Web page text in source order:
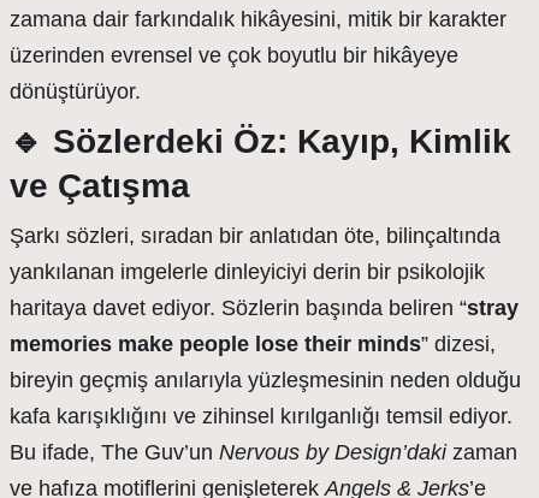
zamana dair farkındalık hikâyesini, mitik bir karakter
üzerinden evrensel ve çok boyutlu bir hikâyeye
dönüştürüyor.
🔹 Sözlerdeki Öz: Kayıp, Kimlik
ve Çatışma
Şarkı sözleri, sıradan bir anlatıdan öte, bilinçaltında
yankılanan imgelerle dinleyiciyi derin bir psikolojik
haritaya davet ediyor. Sözlerin başında beliren “stray
memories make people lose their minds” dizesi,
bireyin geçmiş anılarıyla yüzleşmesinin neden olduğu
kafa karışıklığını ve zihinsel kırılganlığı temsil ediyor.
Bu ifade, The Guv’un Nervous by Design’dakizaman
ve hafıza motiflerini genişleterekAngels & Jerks’e